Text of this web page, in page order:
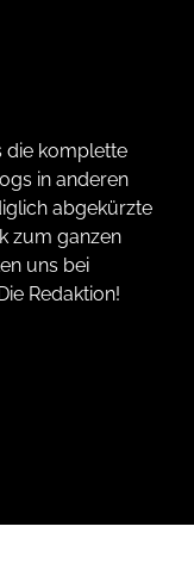
die komplette
in anderen
abgekürzte
zum ganzen
uns bei
Redaktion!